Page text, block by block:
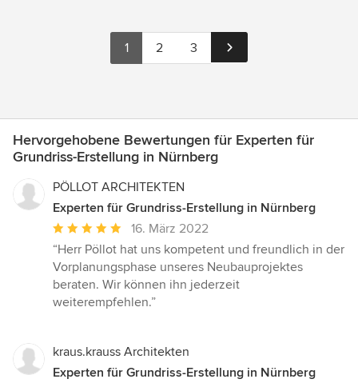
1 2 3
Hervorgehobene Bewertungen für Experten für
Grundriss-Erstellung in Nürnberg
PÖLLOT ARCHITEKTEN
Experten für Grundriss-Erstellung in Nürnberg
Durchschnittliche
Bewertung:
5
von
5
16. März 2022
“Herr Pöllot hat uns kompetent und freundlich in der
Vorplanungsphase unseres Neubauprojektes
beraten. Wir können ihn jederzeit
weiterempfehlen.”
kraus.krauss Architekten
Experten für Grundriss-Erstellung in Nürnberg